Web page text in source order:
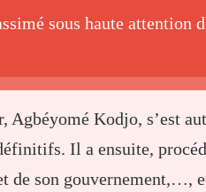
sous haute attention
Kodjo, s’est
Il a ensuite,
de son gouvernement,…,